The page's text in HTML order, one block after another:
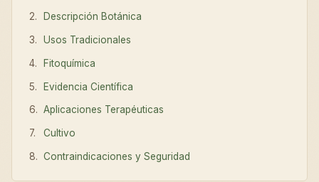
Descripción Botánica
Usos Tradicionales
Fitoquímica
Evidencia Científica
Aplicaciones Terapéuticas
Cultivo
Contraindicaciones y Seguridad